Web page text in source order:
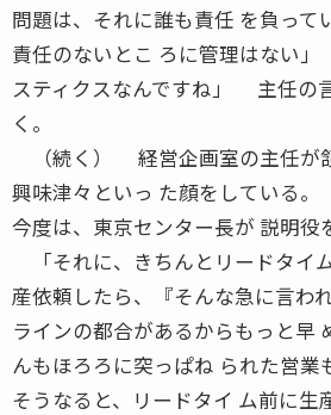
問題は、それに誰も責任 を負って
責任のないとこ ろに管理はない
スティクスなんですね」 主任の
く。
（続く） 経営企画室の主任が
興味津々といっ た顔をしている。
今度は、東京センター長が 説明役
「それに、きちんとリードタイ
産依頼したら、『そんな急に言われ
ラインの都合があるからもっと早
んもほろろに突っぱね られた営業
そうなると、リードタイ ム前に生